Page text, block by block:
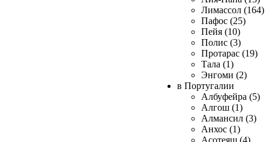
Лимассол (164)
Пафос (25)
Пейя (10)
Полис (3)
Протарас (19)
Тала (1)
Энгоми (2)
в Португалии
Албуфейра (5)
Алгош (1)
Алмансил (3)
Анхос (1)
Асотеяш (4)